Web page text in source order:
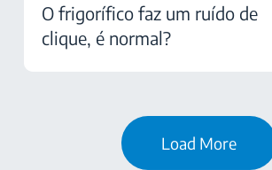
O frigorífico faz um ruído de
clique, é normal?
Load More